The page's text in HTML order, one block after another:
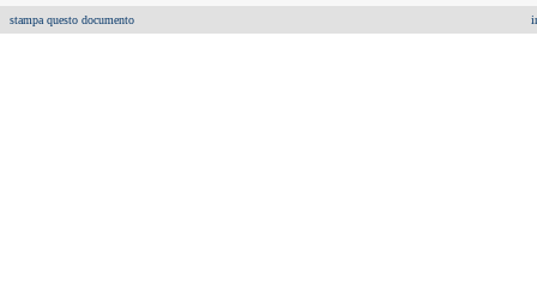
stampa questo documento